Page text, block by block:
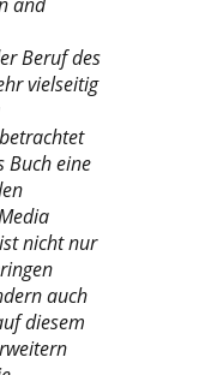
Beruf des
vielseitig
Buch eine
nicht nur
auch
diesem